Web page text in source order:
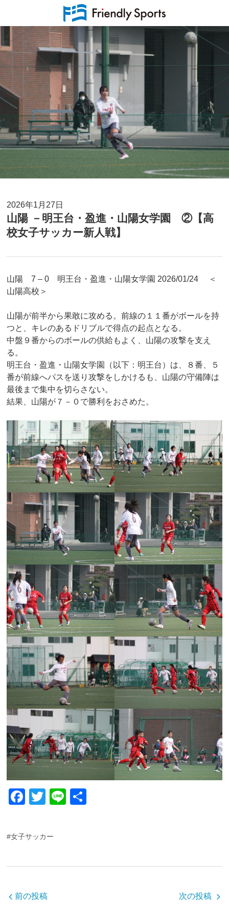
2026年1月27日
山陽 －明王台・盈進・山陽女学園 ②【高
校女子サッカー新人戦】
山陽 7 – 0 明王台・盈進・山陽女学園 2026/01/24 ＜
山陽高校＞
山陽が前半から果敢に攻める。前線の１１番がボールを持
つと、キレのあるドリブルで得点の起点となる。
中盤９番からのボールの供給もよく、山陽の攻撃を支え
る。
明王台・盈進・山陽女学園（以下：明王台）は、８番、５
番が前線へパスを送り攻撃をしかけるも、山陽の守備陣は
最後まで集中を切らさない。
結果、山陽が７－０で勝利をおさめた。
F
c
e
b
o
T
Li
#女子サッカー
前の投稿 次の投稿